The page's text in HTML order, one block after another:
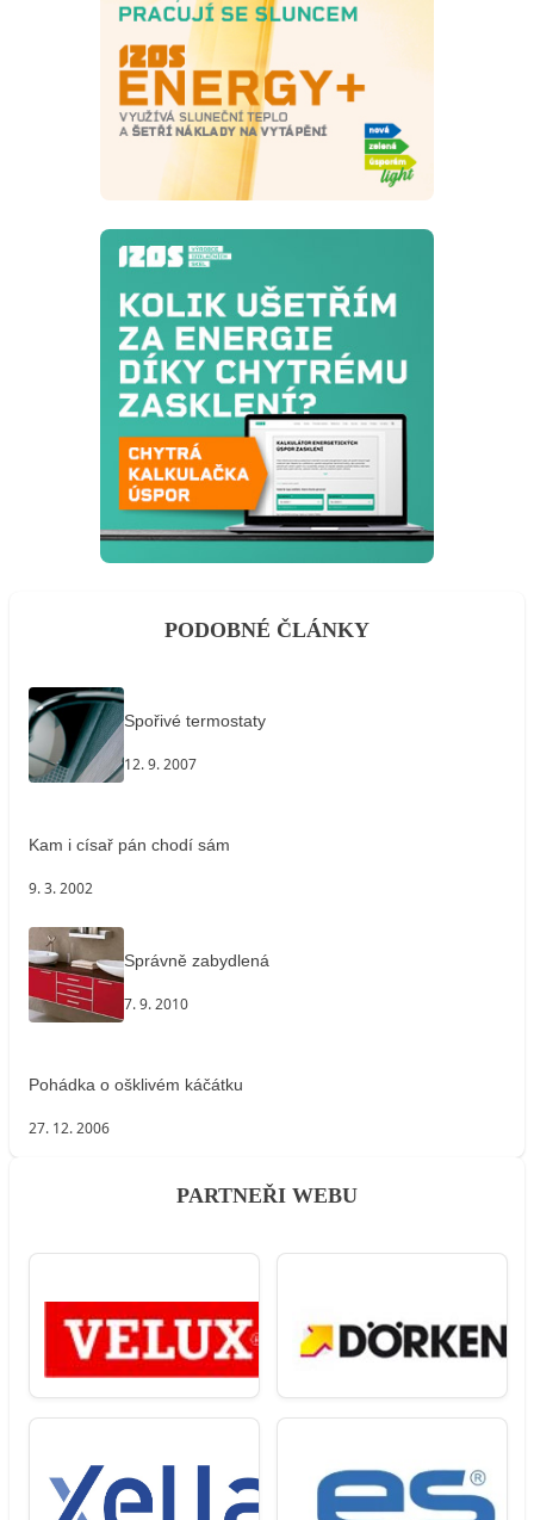
PODOBNÉ ČLÁNKY
Spořivé termostaty
12. 9. 2007
Kam i císař pán chodí sám
9. 3. 2002
Správně zabydlená
7. 9. 2010
Pohádka o ošklivém káčátku
27. 12. 2006
PARTNEŘI WEBU